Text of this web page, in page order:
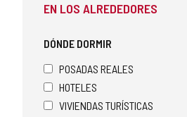
EN LOS ALREDEDORES
DÓNDE DORMIR
POSADAS REALES
HOTELES
VIVIENDAS TURÍSTICAS